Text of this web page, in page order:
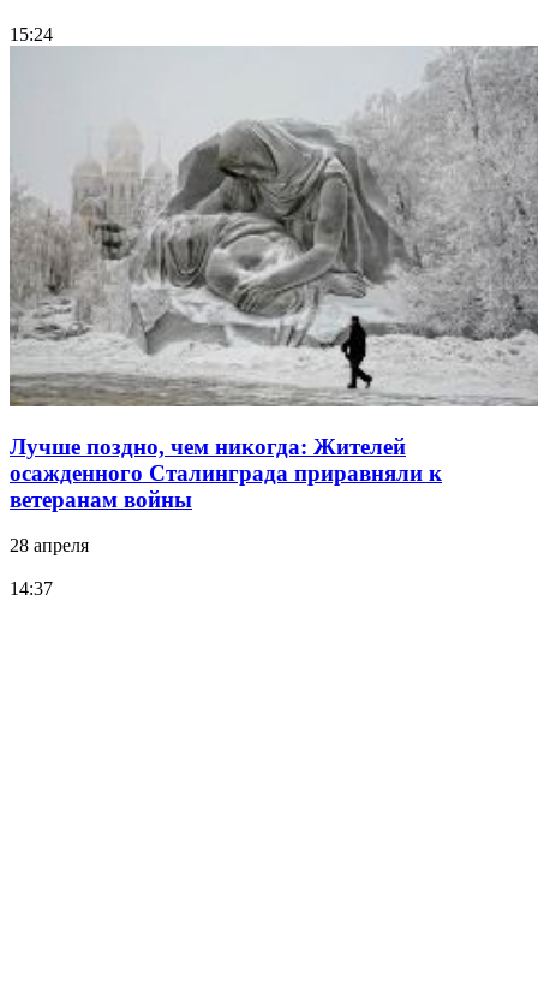
15:24
Лучше поздно, чем никогда: Жителей
осажденного Сталинграда приравняли к
ветеранам войны
28 апреля
14:37